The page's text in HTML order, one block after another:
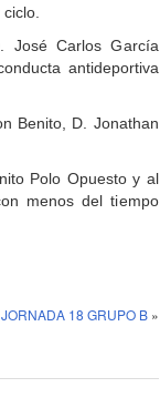
José Carlos García
antideportiva
Benito, D. Jonathan
Polo Opuesto y al
menos del tiempo
JORNADA 18 GRUPO B»